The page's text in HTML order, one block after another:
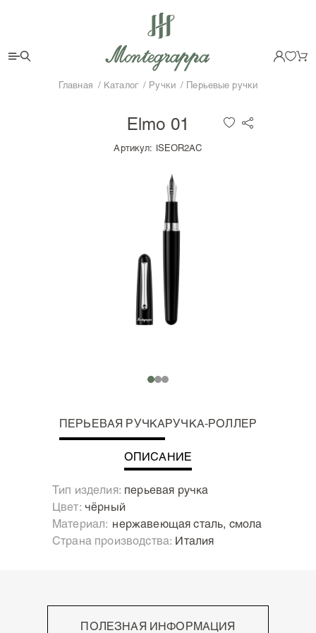
Главная Каталог Ручки Перьевые ручки
Elmo 01
Артикул: ISEOR2AC
ПЕРЬЕВАЯ РУЧКАРУЧКА-РОЛЛЕР
ОПИСАНИЕ
Тип изделия: перьевая ручка
Цвет: чёрный
Материал:
Нержавеющая сталь, смола
Страна производства: Италия
ПОЛЕЗНАЯ ИНФОРМАЦИЯ